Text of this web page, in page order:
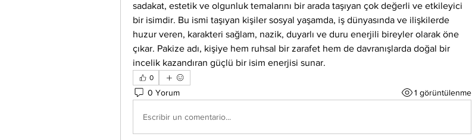
sadakat, estetik ve olgunluk temalarını bir arada taşıyan çok değerli ve etkileyici
bir isimdir. Bu ismi taşıyan kişiler sosyal yaşamda, iş dünyasında ve ilişkilerde
huzur veren, karakteri sağlam, nazik, duyarlı ve duru enerjili bireyler olarak öne
çıkar. Pakize adı, kişiye hem ruhsal bir zarafet hem de davranışlarda doğal bir
incelik kazandıran güçlü bir isim enerjisi sunar.
0
0 Yorum 1 görüntülenme
Escribir un comentario...